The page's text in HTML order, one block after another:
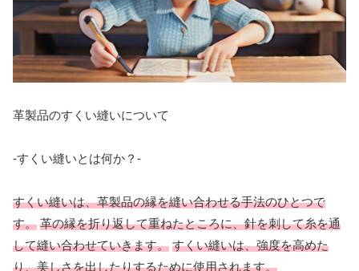
革製品のすくい縫いについて
-すくい縫いとは何か？-
すくい縫いは、革製品の縁を縫い合わせる手法のひとつで
す。 革の縁を折り返して重ねたところに、針を刺して糸を通
して縫い合わせていきます。 すくい縫いは、強度を高めた
り、美しさを出したりするために使用されます。